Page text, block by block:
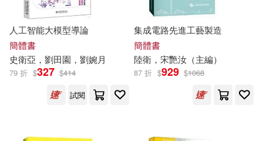
賈德江(20)
全國衛生專業技術資格考試用書編
寫專家委員會編寫(19)
劉鈞傑(19)
新星出版社(134)
上海文藝出版社(131)
法律出版社(131)
人工智能大模型導論
簡體書
史衛亞，劉田園，劉婉月
79 折 $327 $414
試閱
集成電路先進工藝製造
簡體書
陸衛 ，宋艷汝（主編）
87 折 $929 $1068